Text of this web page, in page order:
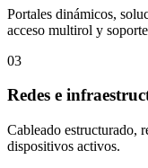
Portales dinámicos,
acceso multirol y
03
Redes e
Cableado estructurado,
dispositivos activos.